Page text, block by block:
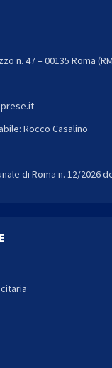
n. 47 – 00135 Roma
Rocco Casalino
di Roma n. 12/2026